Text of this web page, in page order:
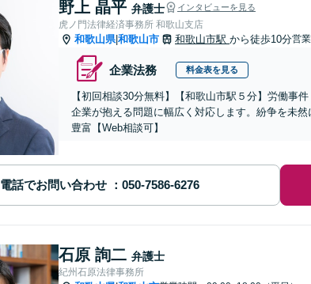
野上 晶平 弁護士 インタビューを見る
虎ノ門法律経済事務所 和歌山支店
和歌山県|和歌山市 和歌山市駅 から徒歩10分営
企業法務 料金表を見る
【初回相談30分無料】【和歌山市駅５分】労働事
企業が抱える問題に幅広く対応します。紛争を未
豊富【Web相談可】
電話でお問い合わせ
石原 詢二 弁護士
紀州石原法律事務所